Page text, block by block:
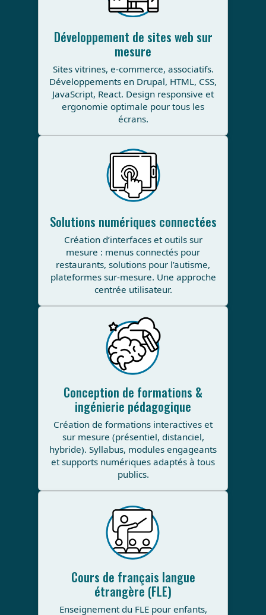
Développement de sites web sur
mesure
Sites vitrines, e-commerce, associatifs.
Développements en Drupal, HTML, CSS,
JavaScript, React. Design responsive et
ergonomie optimale pour tous les
écrans.
Solutions numériques connectées
Création d’interfaces et outils sur
mesure : menus connectés pour
restaurants, solutions pour l’autisme,
plateformes sur-mesure. Une approche
centrée utilisateur.
Conception de formations &
ingénierie pédagogique
Création de formations interactives et
sur mesure (présentiel, distanciel,
hybride). Syllabus, modules engageants
et supports numériques adaptés à tous
publics.
Cours de français langue
étrangère (FLE)
Enseignement du FLE pour enfants,